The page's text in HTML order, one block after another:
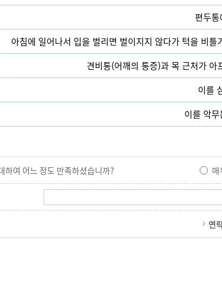
편두
아침에 일어나서 입을 벌리면 벌이지지 않다가 턱을 비
견비통(어깨의 통증)과 목 근처가
이를
이를 악
하여 어느 정도 만족하셨습니까? 매
연